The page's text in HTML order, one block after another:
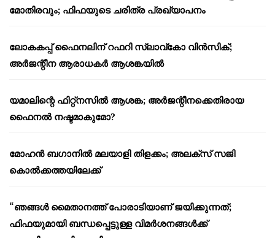
മോതിരവും; ഫിഫയുടെ ചരിത്ര പ്രഖ്യാപനം
ലോകകപ്പ് ഫൈനലിന് റഫറി സ്ലാവ്‌കോ വിൻസിക്;
അർജന്റീന ആരാധകർ ആശങ്കയിൽ
യമാലിന്റെ ഫിറ്റ്നസിൽ ആശങ്ക; അർജന്റീനക്കെതിരായ
ഫൈനൽ നഷ്ടമാകുമോ?
മോഹൻ ബഗാനിൽ മലയാളി തിളക്കം; അലക്സ് സജി
കൊൽക്കത്തയിലേക്ക്
“ഞങ്ങൾ മൈതാനത്ത് പോരാടിയാണ് ജയിക്കുന്നത്;
ഫിഫയുമായി ബന്ധപ്പെട്ടുള്ള വിമർശനങ്ങൾക്ക്